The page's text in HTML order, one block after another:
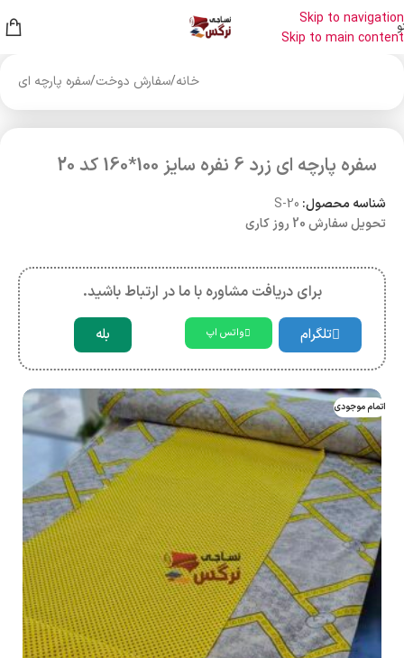
Skip to navigation
Skip to main content
خانه/سفارش دوخت/سفره پارچه ای
سفره پارچه ای زرد 6 نفره سایز 100*160 کد 20
شناسه محصول: S-20
تحویل سفارش 20 روز کاری
برای دریافت مشاوره با ما در ارتباط باشید.
تلگرام واتس اپ بله
اتمام موجودی